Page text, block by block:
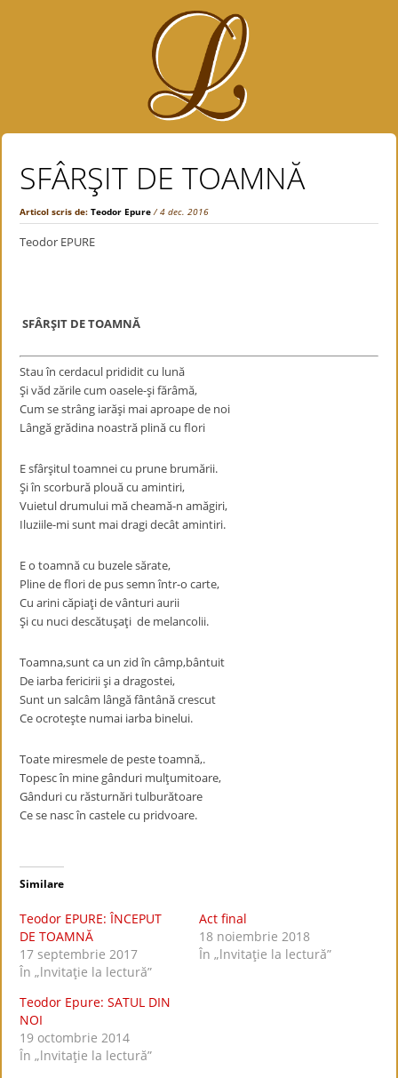
SFÂRŞIT DE TOAMNĂ
Articol scris de:Teodor Epure / 4 dec. 2016
Teodor EPURE
SFÂRŞIT DE TOAMNĂ
Stau în cerdacul prididit cu lună
Şi văd zările cum oasele-şi fărâmă,
Cum se strâng iarăşi mai aproape de noi
Lângă grădina noastră plină cu flori
E sfârşitul toamnei cu prune brumării.
Şi în scorbură plouă cu amintiri,
Vuietul drumului mă cheamă-n amăgiri,
Iluziile-mi sunt mai dragi decât amintiri.
E o toamnă cu buzele sărate,
Pline de flori de pus semn într-o carte,
Cu arini căpiaţi de vânturi aurii
Şi cu nuci descătuşaţi de melancolii.
Toamna,sunt ca un zid în câmp,bântuit
De iarba fericirii şi a dragostei,
Sunt un salcâm lângă fântână crescut
Ce ocroteşte numai iarba binelui.
Toate miresmele de peste toamnă,.
Topesc în mine gânduri mulţumitoare,
Gânduri cu răsturnări tulburătoare
Ce se nasc în castele cu pridvoare.
Similare
Teodor EPURE: ÎNCEPUT
DE TOAMNĂ
17 septembrie 2017
În „lnvitaţie la lectură”
Act final
18 noiembrie 2018
În „lnvitaţie la lectură”
Teodor Epure: SATUL DIN
NOI
19 octombrie 2014
În „lnvitaţie la lectură”